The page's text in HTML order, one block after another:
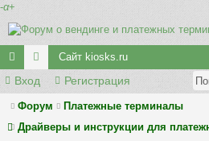
-α+
с
ы
лк
ор
у
м
Сайт kiosks.ru
Вход Регистрация
Форум
Платежные терминалы
Драйверы и инструкции для